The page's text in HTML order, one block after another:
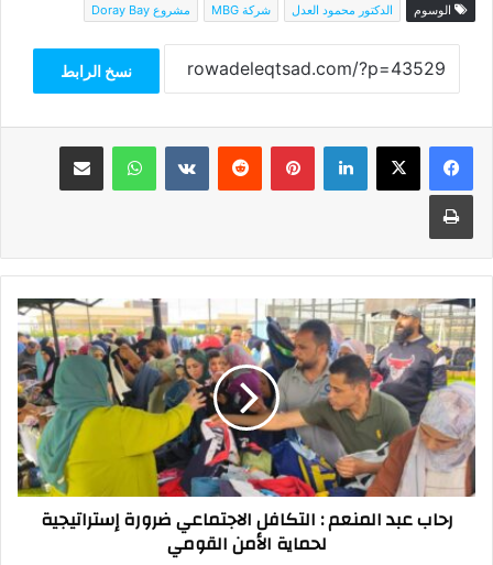
الوسوم الدكتور محمود العدل شركة MBG مشروع Doray Bay
نسخ الرابط
فيسبوك‫X لينكدإن بينتيريست واتساب مشاركة عبر البريد
طباعة
رحاب
عبد
المنعم
:
التكافل
الاجتماعي
ضرورة
إستراتيجية
لحماية
الأمنرحاب عبد المنعم : التكافل الاجتماعي ضرورة إستراتيجية
لحماية الأمن القومي